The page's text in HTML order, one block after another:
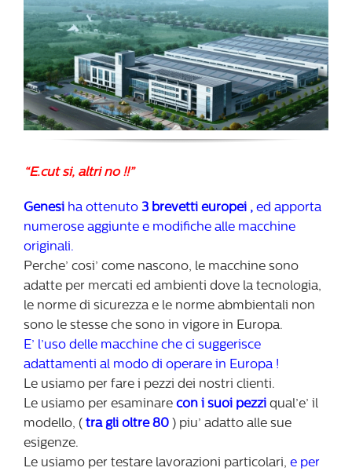
“E.cut si, altri no !!”
Genesi ha ottenuto 3 brevetti europei , ed apporta
numerose aggiunte e modifiche alle macchine
originali.
Perche’ cosi’ come nascono, le macchine sono
adatte per mercati ed ambienti dove la tecnologia,
le norme di sicurezza e le norme abmbientali non
sono le stesse che sono in vigore in Europa.
E’ l’uso delle macchine che ci suggerisce
adattamenti al modo di operare in Europa !
Le usiamo per fare i pezzi dei nostri clienti.
Le usiamo per esaminare con i suoi pezzi qual’e’ il
modello, ( tra gli oltre 80 ) piu’ adatto alle sue
esigenze.
Le usiamo per testare lavorazioni particolari, e per